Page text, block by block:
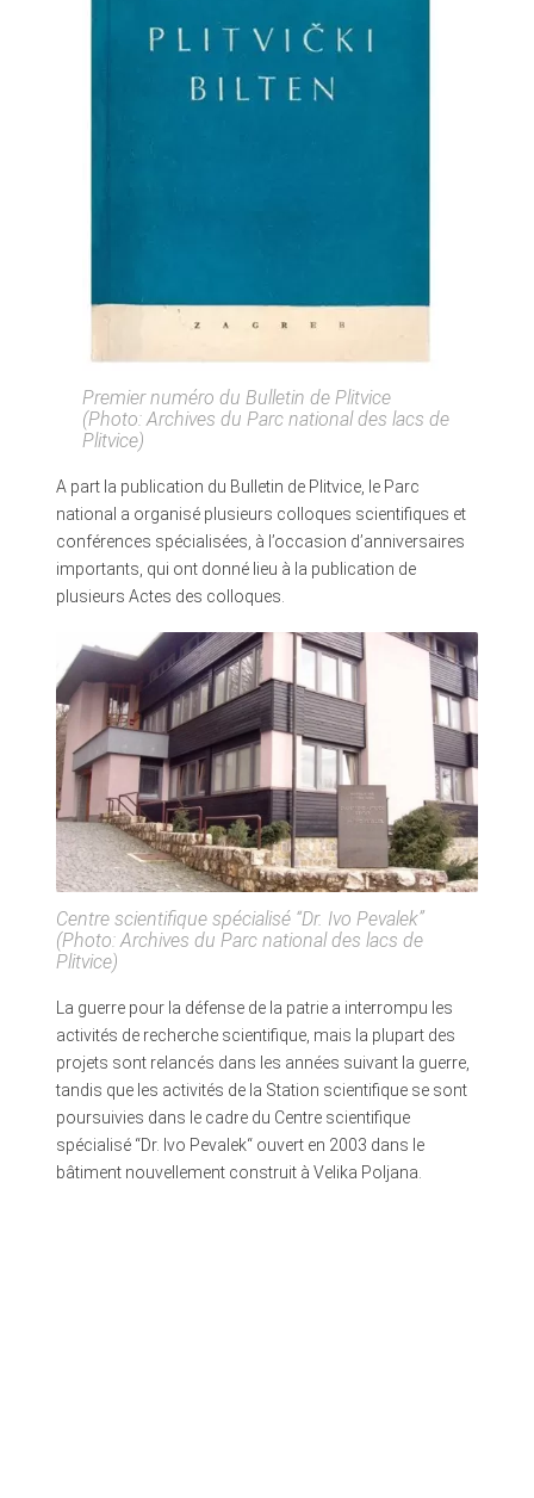
Premier numéro du Bulletin de Plitvice
(Photo: Archives du Parc national des lacs de
Plitvice)
A part la publication du Bulletin de Plitvice, le Parc
national a organisé plusieurs colloques scientifiques et
conférences spécialisées, à l’occasion d’anniversaires
importants, qui ont donné lieu à la publication de
plusieurs Actes des colloques.
Centre scientifique spécialisé “Dr. Ivo Pevalek”
(Photo: Archives du Parc national des lacs de
Plitvice)
La guerre pour la défense de la patrie a interrompu les
activités de recherche scientifique, mais la plupart des
projets sont relancés dans les années suivant la guerre,
tandis que les activités de la Station scientifique se sont
poursuivies dans le cadre du Centre scientifique
spécialisé “Dr. Ivo Pevalek“ ouvert en 2003 dans le
bâtiment nouvellement construit à Velika Poljana.